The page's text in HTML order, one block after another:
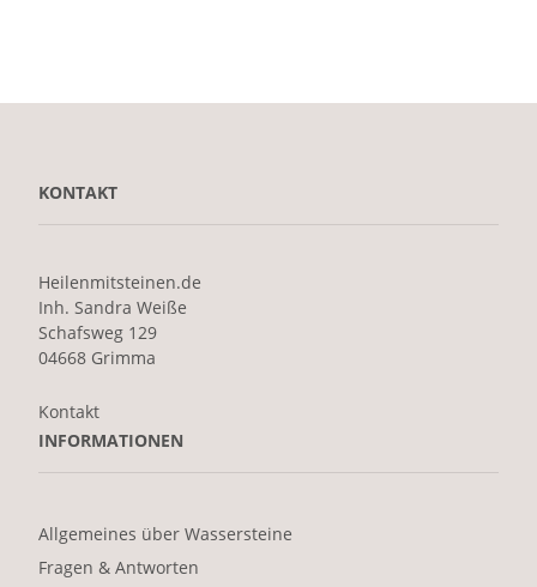
KONTAKT
Heilenmitsteinen.de
Inh. Sandra Weiße
Schafsweg 129
04668 Grimma
Kontakt
INFORMATIONEN
Allgemeines über Wassersteine
Fragen & Antworten